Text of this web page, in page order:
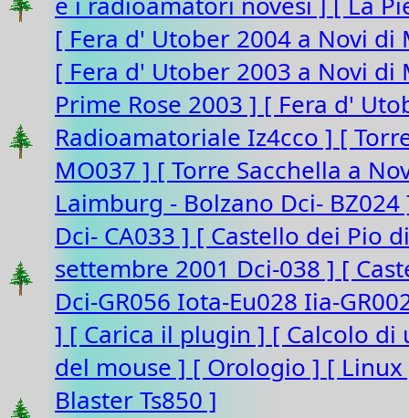
[ Fera d' Utober 2004 a Novi
[ Fera d' Utober 2003 a Novi
Prime Rose 2003 ] [ Fera d'
Radioamatoriale Iz4cco ] [
MO037 ] [ Torre Sacchella a
Laimburg - Bolzano Dci-
Dci- CA033 ] [ Castello dei Pio
settembre 2001 Dci-038 ] [
Dci-GR056 Iota-Eu028 Iia-
] [ Carica il plugin ] [ Calcolo
del mouse ] [ Orologio ] [
Blaster Ts850 ]